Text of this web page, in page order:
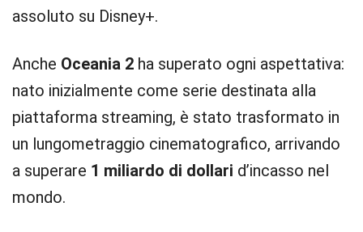
assoluto su Disney+.
Anche Oceania 2 ha superato ogni aspettativa:
nato inizialmente come serie destinata alla
piattaforma streaming, è stato trasformato in
un lungometraggio cinematografico, arrivando
a superare 1 miliardo di dollari d’incasso nel
mondo.